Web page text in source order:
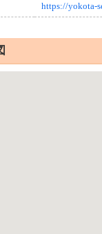
https://yokota-